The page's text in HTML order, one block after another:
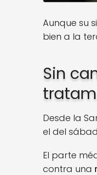
Aunque su
bien a la
Sin
Desde la
el del
El parte
contra una